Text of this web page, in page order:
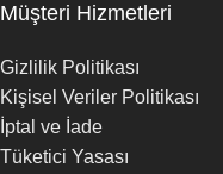
Müşteri Hizmetleri
Gizlilik Politikası
Kişisel Veriler Politikası
İptal ve İade
Tüketici Yasası